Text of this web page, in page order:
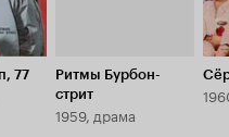
77
Ритмы Бурбон-
стрит
1959, драма